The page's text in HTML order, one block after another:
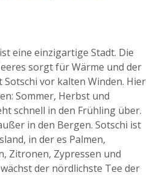
ist eine einzigartige Stadt. Die
sorgt für Wärme und der
Sotschi vor kalten Winden. Hier
Sommer, Herbst und
schnell in den Frühling über.
in den Bergen. Sotschi ist
in der es Palmen,
Zitronen, Zypressen und
der nördlichste Tee der